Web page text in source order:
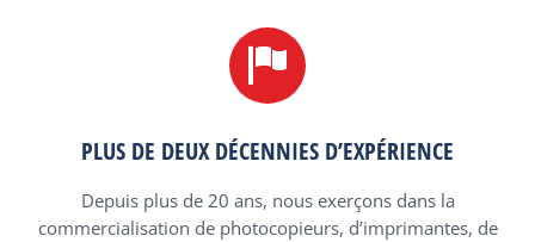
PLUS DE DEUX DÉCENNIES D’EXPÉRIENCE
Depuis plus de 20 ans, nous exerçons dans la
commercialisation de photocopieurs, d’imprimantes, de